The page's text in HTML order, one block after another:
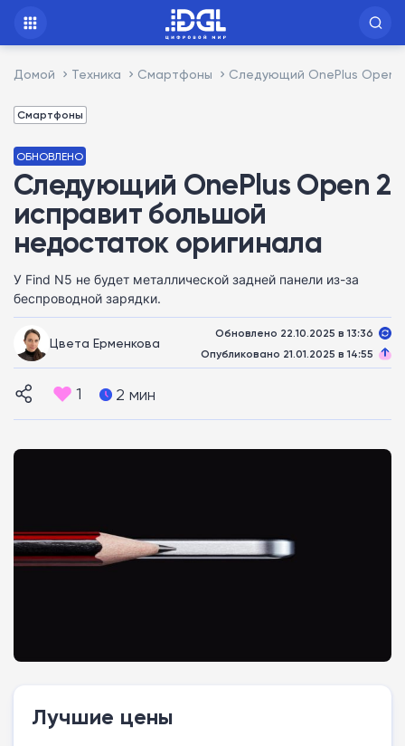
Домой Техника Смартфоны Следующий OnePlus Open
Смартфоны
ОБНОВЛЕНО
Следующий OnePlus Open 2
исправит большой
недостаток оригинала
У Find N5 не будет металлической задней панели из-за
беспроводной зарядки.
Цвета Ерменкова
Обновлено 22.10.2025 в 13:36
Опубликовано 21.01.2025 в 14:55
1 2 мин
Лучшие цены